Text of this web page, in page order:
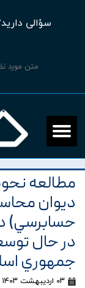
سؤالی دارید؟
مطالعه
ديوان
حسابرسي)
در حال
جمهوري
۰۳ اردیبهشت ۱۴۰۳